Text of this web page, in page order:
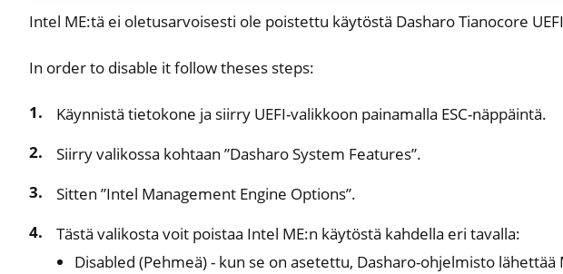
navigation of NitroPhone, NitroTablet
Intel ME:tä ei oletusarvoisesti ole poistettu käytöstä Dasharo Tianocore
In order to disable it follow theses steps:
Käynnistä tietokone ja siirry UEFI-valikkoon painamalla ESC-näppäintä.
Siirry valikossa kohtaan ”Dasharo System Features”.
Sitten ”Intel Management Engine Options”.
Tästä valikosta voit poistaa Intel ME:n käytöstä kahdella eri tavalla:
Disabled (Pehmeä) - kun se on asetettu, Dasharo-ohjelmisto lähettää